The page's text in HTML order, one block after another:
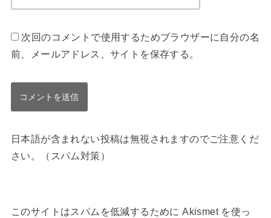
次回のコメントで使用するためブラウザーに自分の名
前、メールアドレス、サイトを保存する。
日本語が含まれない投稿は無視されますのでご注意くだ
さい。（スパム対策）
このサイトはスパムを低減するために Akismet を使っ